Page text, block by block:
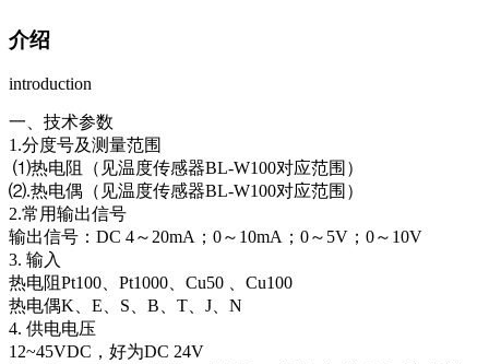
介绍
introduction
一、技术参数
1.分度号及测量范围
⑴热电阻（见温度传感器BL-W100对应范围）
⑵.热电偶（见温度传感器BL-W100对应范围）
2.常用输出信号
输出信号：DC 4～20mA；0～10mA；0～5V；0～10V
3. 输入
热电阻Pt100、Pt1000、Cu50 、Cu100
热电偶K、E、S、B、T、J、N
4. 供电电压
12~45VDC，好为DC 24V